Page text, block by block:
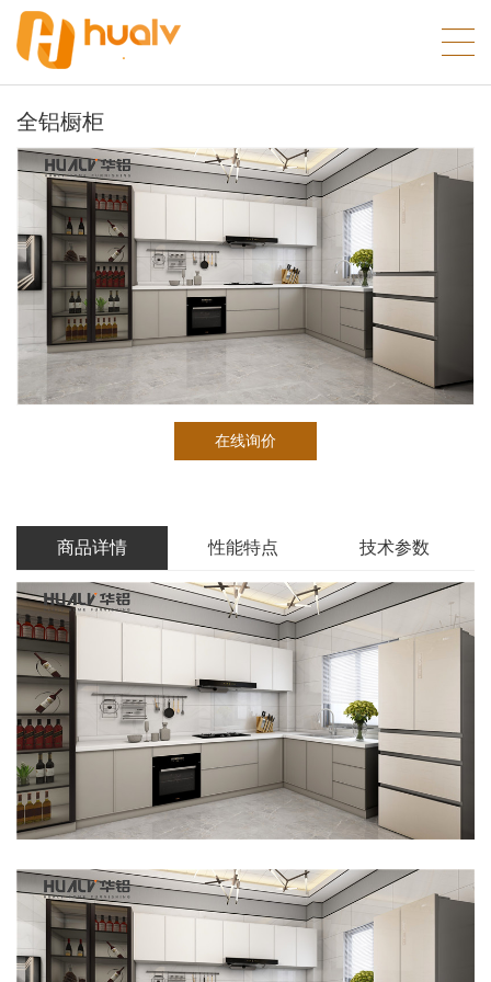
全铝橱柜
在线询价
商品详情 性能特点 技术参数